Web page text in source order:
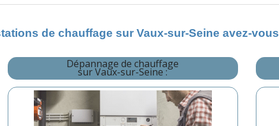
de chauffage sur Vaux-sur-Seine avez-
Dépannage de chauffage
sur Vaux-sur-Seine: